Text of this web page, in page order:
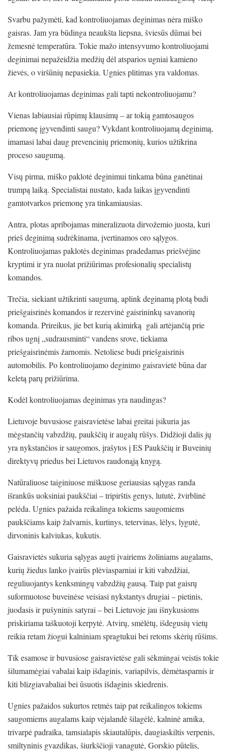
Svarbu pažymėti, kad kontroliuojamas deginimas nėra miško
gaisras. Jam yra būdinga neaukšta liepsna, šviesūs dūmai bei
žemesnė temperatūra. Tokie mažo intensyvumo kontroliuojami
deginimai nepažeidžia medžių dėl atsparios ugniai kamieno
žievės, o viršūnių nepasiekia. Ugnies plitimas yra valdomas.
Ar kontroliuojamas deginimas gali tapti nekontroliuojamu?
Vienas labiausiai rūpimų klausimų – ar tokią gamtosaugos
priemonę įgyvendinti saugu? Vykdant kontroliuojamą deginimą,
imamasi labai daug prevencinių priemonių, kurios užtikrina
proceso saugumą.
Visų pirma, miško paklotė deginimui tinkama būna ganėtinai
trumpą laiką. Specialistai nustato, kada laikas įgyvendinti
gamtotvarkos priemonę yra tinkamiausias.
Antra, plotas apribojamas mineralizuota dirvožemio juosta, kuri
prieš deginimą sudrėkinama, įvertinamos oro sąlygos.
Kontroliuojamas paklotės deginimas pradedamas priešvėjine
kryptimi ir yra nuolat prižiūrimas profesionalių specialistų
komandos.
Trečia, siekiant užtikrinti saugumą, aplink deginamą plotą budi
priešgaisrinės komandos ir rezervinė gaisrininkų savanorių
komanda. Prireikus, jie bet kurią akimirką gali artėjančią prie
ribos ugnį „sudrausminti“ vandens srove, tiekiama
priešgaisrinėmis žarnomis. Netoliese budi priešgaisrinis
automobilis. Po kontroliuojamo deginimo gaisravietė būna dar
keletą parų prižiūrima.
Kodėl kontroliuojamas deginimas yra naudingas?
Lietuvoje buvusiose gaisravietėse labai greitai įsikuria jas
mėgstančių vabzdžių, paukščių ir augalų rūšys. Didžioji dalis jų
yra nykstančios ir saugomos, įrašytos į ES Paukščių ir Buveinių
direktyvų priedus bei Lietuvos raudonąją knygą.
Natūraliuose taiginiuose miškuose geriausias sąlygas randa
išrankūs uoksiniai paukščiai – tripirštis genys, lututė, žvirblinė
pelėda. Ugnies pažaida reikalinga tokiems saugomiems
paukščiams kaip žalvarnis, kurtinys, tetervinas, lėlys, lygutė,
dirvoninis kalviukas, kukutis.
Gaisravietės sukuria sąlygas augti įvairiems žoliniams augalams,
kurių žiedus lanko įvairūs plėviasparniai ir kiti vabzdžiai,
reguliuojantys kenksmingų vabzdžių gausą. Taip pat gaisrų
suformuotose buveinėse veisiasi nykstantys drugiai – pietinis,
juodasis ir pušyninis satyrai – bei Lietuvoje jau išnykusioms
priskiriama taškuotoji kerpytė. Atvirų, smėlėtų, išdegusių vietų
reikia retam žiogui kalniniam spragtukui bei retoms skėrių rūšims.
Tik esamose ir buvusiose gaisravietėse gali sėkmingai veistis tokie
šilumamėgiai vabalai kaip išdaginis, variapilvis, dėmėtasparnis ir
kiti blizgiavabaliai bei ūsuotis išdaginis skiedrenis.
Ugnies pažaidos sukurtos retmės taip pat reikalingos tokiems
saugomiems augalams kaip vėjalandė šilagėlė, kalninė arnika,
trivarpė padraika, tamsialapis skiautalūpis, daugiaskiltis verpenis,
smiltyninis gvazdikas, šiurkščioji vanagutė, Gorskio pūtelis,